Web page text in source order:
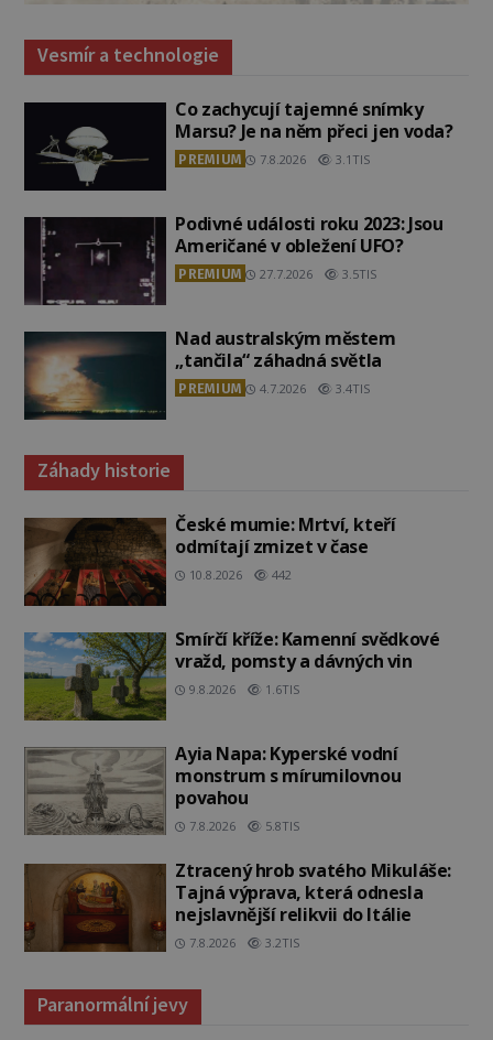
Vesmír a technologie
Co zachycují tajemné snímky
Marsu? Je na něm přeci jen voda?
PREMIUM 7.8.2026 3.1TIS
Podivné události roku 2023: Jsou
Američané v obležení UFO?
PREMIUM 27.7.2026 3.5TIS
Nad australským městem
„tančila“ záhadná světla
PREMIUM 4.7.2026 3.4TIS
Záhady historie
České mumie: Mrtví, kteří
odmítají zmizet v čase
10.8.2026 442
Smírčí kříže: Kamenní svědkové
vražd, pomsty a dávných vin
9.8.2026 1.6TIS
Ayia Napa: Kyperské vodní
monstrum s mírumilovnou
povahou
7.8.2026 5.8TIS
Ztracený hrob svatého Mikuláše:
Tajná výprava, která odnesla
nejslavnější relikvii do Itálie
7.8.2026 3.2TIS
Paranormální jevy